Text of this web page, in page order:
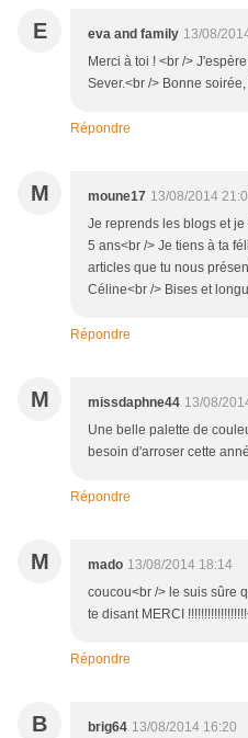
E eva and family 13/08/
Merci à toi ! <br />
Sever.<br /> Bonne
Répondre
M moune17 13/08/2014
Je reprends les blogs et
5 ans<br /> Je tiens à ta
articles que tu nous
Céline<br /> Bises et
Répondre
M missdaphne44 13/08/
Une belle palette de
besoin d'arroser cette
Répondre
M mado 13/08/2014 18:14
coucou<br /> le suis sûre
te disant MERCI
Répondre
B brig64 13/08/2014 16:20